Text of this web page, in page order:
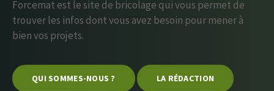
Forcemat est le site de bricolage qui vous permet de
trouver les infos dont vous avez besoin pour mener à
bien vos projets.
QUI SOMMES-NOUS ? LA RÉDACTION